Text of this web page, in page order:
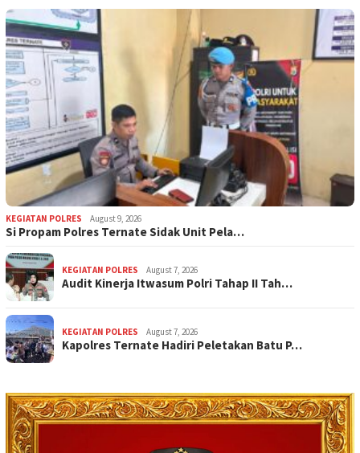
KEGIATAN POLRES August 9, 2026
Si Propam Polres Ternate Sidak Unit Pela…
KEGIATAN POLRES August 7, 2026
Audit Kinerja Itwasum Polri Tahap II Tah…
KEGIATAN POLRES August 7, 2026
Kapolres Ternate Hadiri Peletakan Batu P…